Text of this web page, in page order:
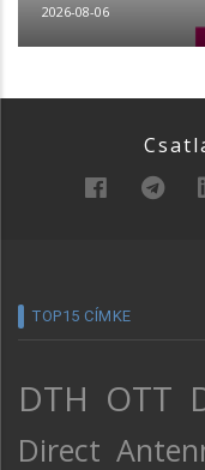
2026-08-06
TOP15 CÍMKE
DTH OTT
Direct